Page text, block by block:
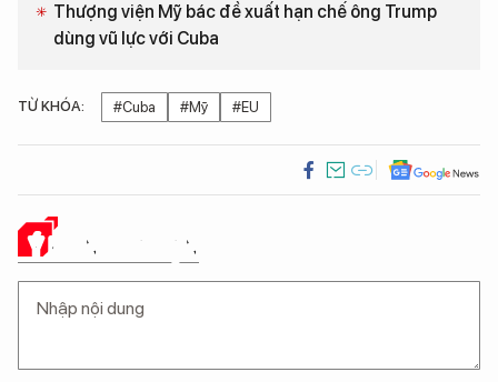
Thượng viện Mỹ bác đề xuất hạn chế ông Trump
dùng vũ lực với Cuba
TỪ KHÓA: #Cuba #Mỹ #EU
Ý KIẾN CỦA BẠN